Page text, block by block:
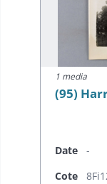
1 media
(95)
Date
-
Cote